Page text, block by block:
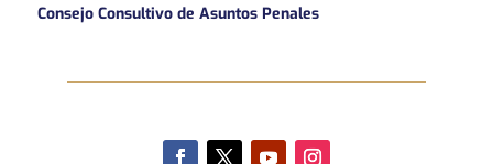
Consejo Consultivo de Asuntos Penales